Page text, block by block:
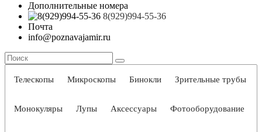
Дополнительные номера
8(929)994-55-36
Почта
info@poznavajamir.ru
Телескопы Микроскопы Бинокли Зрительные трубы
Монокуляры Лупы Аксессуары Фотооборудование